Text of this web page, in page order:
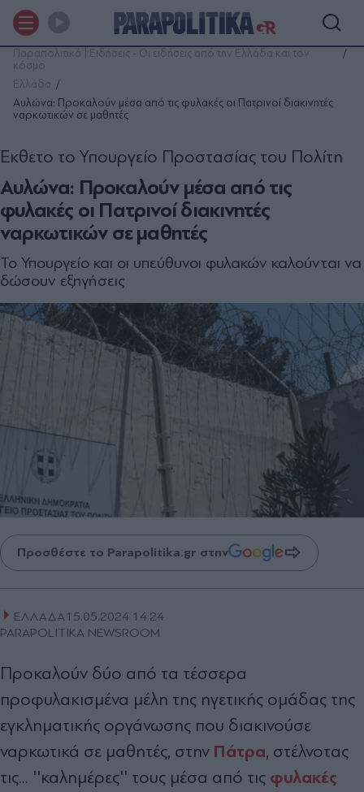
Παραπολιτικά | Ειδήσεις - Οι ειδήσεις από την Ελλάδα και τον
κόσμο
Ελλάδα
Αυλώνα: Προκαλούν μέσα από τις φυλακές οι Πατρινοί διακινητές
ναρκωτικών σε μαθητές
Αυλώνα: Προκαλούν μέσα από τις
φυλακές οι Πατρινοί διακινητές
ναρκωτικών σε μαθητές
Έκθετο το Υπουργείο Προστασίας του Πολίτη
Το Υπουργείο και οι υπεύθυνοι φυλακών καλούνται να
δώσουν εξηγήσεις
Προσθέστε το Parapolitika.gr στην
ΕΛΛΑΔΑ15.05.2024 14:24
PARAPOLITIKA NEWSROOM
Προκαλούν δύο από τα τέσσερα
προφυλακισμένα μέλη της ηγετικής ομάδας της
εγκληματικής οργάνωσης που διακινούσε
ναρκωτικά σε μαθητές, στην Πάτρα, στέλνοτας
τις... ''καλημέρες'' τους μέσα από τις φυλακές